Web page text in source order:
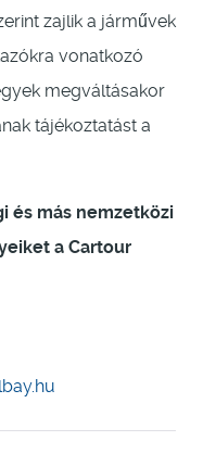
zajlik a járművek
vonatkozó
megváltásakor
tájékoztatást a
és más nemzetközi
a Cartour